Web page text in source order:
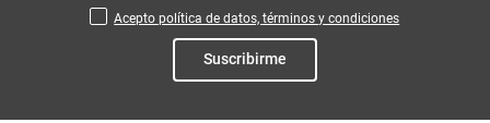
Acepto política de datos, términos y condiciones
Suscribirme